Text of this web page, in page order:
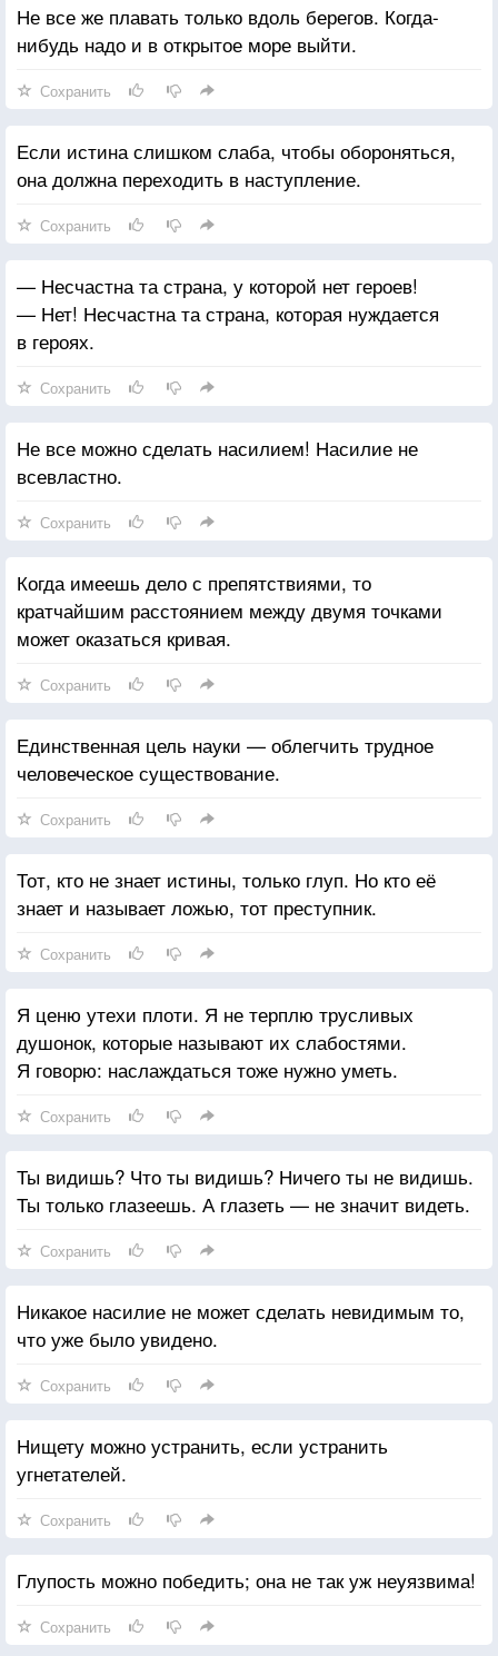
Не все же плавать только вдоль берегов. Когда-
нибудь надо и в открытое море выйти.
Сохранить
Если истина слишком слаба, чтобы обороняться,
она должна переходить в наступление.
Сохранить
— Несчастна та страна, у которой нет героев!
— Нет! Несчастна та страна, которая нуждается
в героях.
Сохранить
Не все можно сделать насилием! Насилие не
всевластно.
Сохранить
Когда имеешь дело с препятствиями, то
кратчайшим расстоянием между двумя точками
может оказаться кривая.
Сохранить
Единственная цель науки — облегчить трудное
человеческое существование.
Сохранить
Тот, кто не знает истины, только глуп. Но кто её
знает и называет ложью, тот преступник.
Сохранить
Я ценю утехи плоти. Я не терплю трусливых
душонок, которые называют их слабостями.
Я говорю: наслаждаться тоже нужно уметь.
Сохранить
Ты видишь? Что ты видишь? Ничего ты не видишь.
Ты только глазеешь. А глазеть — не значит видеть.
Сохранить
Никакое насилие не может сделать невидимым то,
что уже было увидено.
Сохранить
Нищету можно устранить, если устранить
угнетателей.
Сохранить
Глупость можно победить; она не так уж неуязвима!
Сохранить